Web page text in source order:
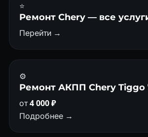
⭐
Ремонт Chery — все
Перейти →
⚙️
Ремонт АКПП Chery Tiggo
от4 000 ₽
Подробнее →